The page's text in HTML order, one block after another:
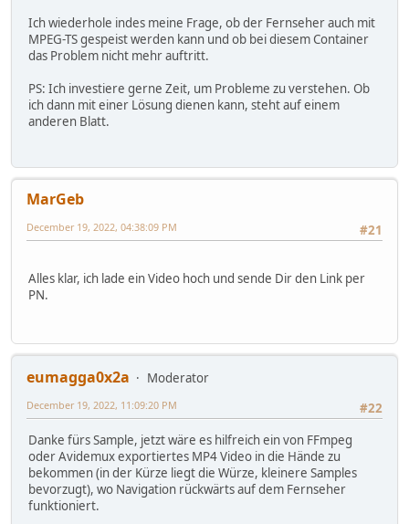
Ich wiederhole indes meine Frage, ob der Fernseher auch mit
MPEG-TS gespeist werden kann und ob bei diesem Container
das Problem nicht mehr auftritt.
PS: Ich investiere gerne Zeit, um Probleme zu verstehen. Ob
ich dann mit einer Lösung dienen kann, steht auf einem
anderen Blatt.
MarGeb
#21
December 19, 2022, 04:38:09 PM
Alles klar, ich lade ein Video hoch und sende Dir den Link per
PN.
eumagga0x2a
Moderator
#22
December 19, 2022, 11:09:20 PM
Danke fürs Sample, jetzt wäre es hilfreich ein von FFmpeg
oder Avidemux exportiertes MP4 Video in die Hände zu
bekommen (in der Kürze liegt die Würze, kleinere Samples
bevorzugt), wo Navigation rückwärts auf dem Fernseher
funktioniert.